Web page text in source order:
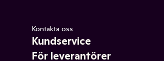
Kontakta oss
Kundservice
För leverantörer